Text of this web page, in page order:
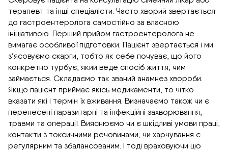
терапевт та інші спеціалісти. Часто хворий звертається
до гастроентеролога самостійно за власною
ініціативою. Перший прийом гастроентеролога не
вимагає особливої підготовки. Пацієнт звертається і ми
з‘ясовуємо скарги, тобто як себе почуває, що його
конкретно турбує, який веде спосіб життя, чим
займається. Складаємо так званий анамнез хвороби.
Якщо пацієнт приймає якісь медикаменти, то чітко
вказати які і термін їх вживання. Визначаємо також чи є
перенесені паразитарні та інфекційні захворювання,
травми та операції. Вияснюємо чи є шкідливі умови праці,
контакти з токсичними речовинами, чи харчування є
регулярним та збалансованим. І тоді враховуючи цю